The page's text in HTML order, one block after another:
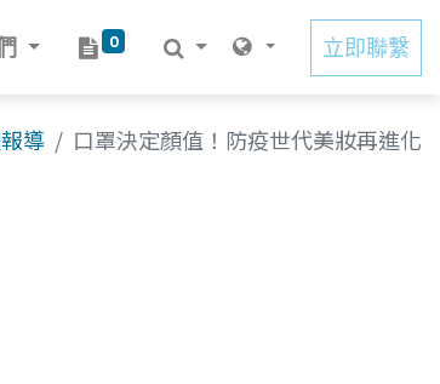
0 立即聯繫
導 口罩決定顏值！防疫世代美妝再進化